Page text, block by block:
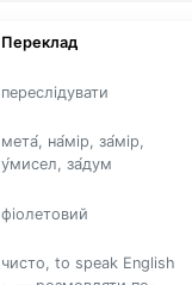
Переклад
переслідувати
мета́, на́мір, за́мір,
у́мисел, за́дум
фіолетовий
чисто, to speak English